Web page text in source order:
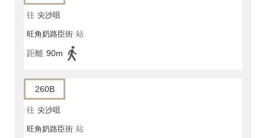
往 尖沙咀
旺角奶路臣街 站
距離 90m
260B
往 尖沙咀
旺角奶路臣街 站